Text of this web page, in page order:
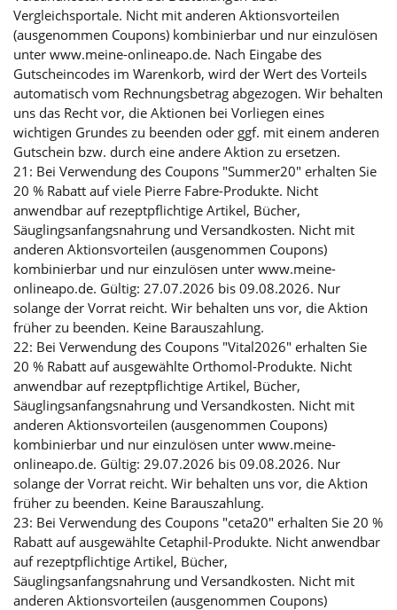
Vergleichsportale. Nicht mit anderen Aktionsvorteilen
(ausgenommen Coupons) kombinierbar und nur einzulösen
unter www.meine-onlineapo.de. Nach Eingabe des
Gutscheincodes im Warenkorb, wird der Wert des Vorteils
automatisch vom Rechnungsbetrag abgezogen. Wir behalten
uns das Recht vor, die Aktionen bei Vorliegen eines
wichtigen Grundes zu beenden oder ggf. mit einem anderen
Gutschein bzw. durch eine andere Aktion zu ersetzen.
21: Bei Verwendung des Coupons "Summer20" erhalten Sie
20 % Rabatt auf viele Pierre Fabre-Produkte. Nicht
anwendbar auf rezeptpflichtige Artikel, Bücher,
Säuglingsanfangsnahrung und Versandkosten. Nicht mit
anderen Aktionsvorteilen (ausgenommen Coupons)
kombinierbar und nur einzulösen unter www.meine-
onlineapo.de. Gültig: 27.07.2026 bis 09.08.2026. Nur
solange der Vorrat reicht. Wir behalten uns vor, die Aktion
früher zu beenden. Keine Barauszahlung.
22: Bei Verwendung des Coupons "Vital2026" erhalten Sie
20 % Rabatt auf ausgewählte Orthomol-Produkte. Nicht
anwendbar auf rezeptpflichtige Artikel, Bücher,
Säuglingsanfangsnahrung und Versandkosten. Nicht mit
anderen Aktionsvorteilen (ausgenommen Coupons)
kombinierbar und nur einzulösen unter www.meine-
onlineapo.de. Gültig: 29.07.2026 bis 09.08.2026. Nur
solange der Vorrat reicht. Wir behalten uns vor, die Aktion
früher zu beenden. Keine Barauszahlung.
23: Bei Verwendung des Coupons "ceta20" erhalten Sie 20 %
Rabatt auf ausgewählte Cetaphil-Produkte. Nicht anwendbar
auf rezeptpflichtige Artikel, Bücher,
Säuglingsanfangsnahrung und Versandkosten. Nicht mit
anderen Aktionsvorteilen (ausgenommen Coupons)